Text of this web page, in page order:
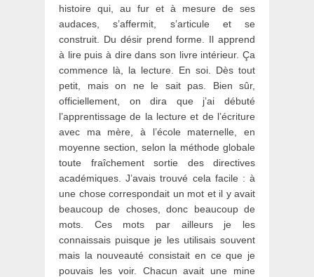
histoire qui, au fur et à mesure de ses
audaces, s’affermit, s’articule et se
construit. Du désir prend forme. Il apprend
à lire puis à dire dans son livre intérieur. Ça
commence là, la lecture. En soi. Dès tout
petit, mais on ne le sait pas. Bien sûr,
officiellement, on dira que j’ai débuté
l’apprentissage de la lecture et de l’écriture
avec ma mère, à l’école maternelle, en
moyenne section, selon la méthode globale
toute fraîchement sortie des directives
académiques. J’avais trouvé cela facile : à
une chose correspondait un mot et il y avait
beaucoup de choses, donc beaucoup de
mots. Ces mots par ailleurs je les
connaissais puisque je les utilisais souvent
mais la nouveauté consistait en ce que je
pouvais les voir. Chacun avait une mine